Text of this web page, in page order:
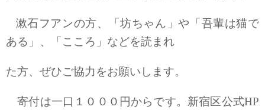
漱石フアンの方、「坊ちゃん」や「吾輩は猫で
ある」、「こころ」などを読まれ
た方、ぜひご協力をお願いします。
寄付は一口１０００円からです。新宿区公式HP